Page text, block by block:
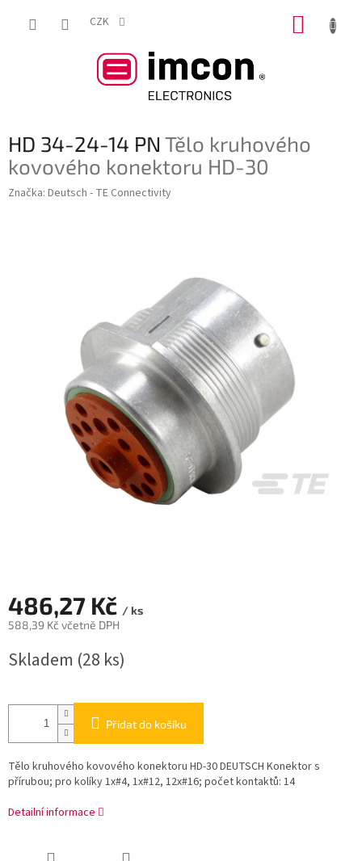
CZK
HD 34-24-14 PN Tělo kruhového
kovového konektoru HD-30
Značka: Deutsch - TE Connectivity
486,27 Kč / ks
588,39 Kč včetně DPH
cena:
Skladem (28 ks)
Přidat do košíku
Tělo kruhového kovového konektoru HD-30 DEUTSCH Konektor s
přírubou; pro kolíky 1x#4, 1x#12, 12x#16; počet kontaktů: 14
Detailní informace